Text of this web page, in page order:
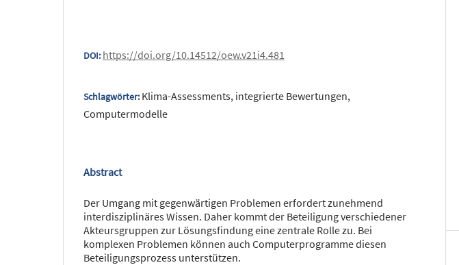
DOI: https://doi.org/10.14512/oew.v21i4.481
Schlagwörter: Klima-Assessments, integrierte Bewertungen,
Computermodelle
Abstract
Der Umgang mit gegenwärtigen Problemen erfordert zunehmend
interdisziplinäres Wissen. Daher kommt der Beteiligung verschiedener
Akteursgruppen zur Lösungsfindung eine zentrale Rolle zu. Bei
komplexen Problemen können auch Computerprogramme diesen
Beteiligungsprozess unterstützen.